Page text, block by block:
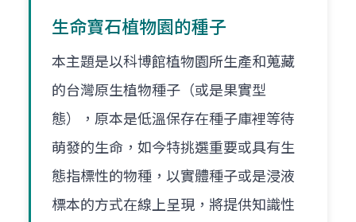
生命寶石植物園的種子
本主題是以科博館植物園所生產和蒐藏
的台灣原生植物種子（或是果實型
態），原本是低溫保存在種子庫裡等待
萌發的生命，如今特挑選重要或具有生
態指標性的物種，以實體種子或是浸液
標本的方式在線上呈現，將提供知識性